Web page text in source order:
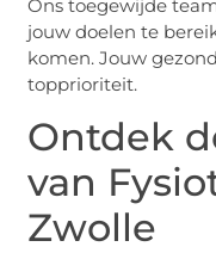
Ons toegewijde
jouw doelen te
komen. Jouw
topprioriteit.
Ontdek
van
Zwolle